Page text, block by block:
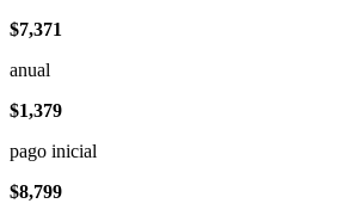
$7,371
anual
$1,379
pago inicial
$8,799